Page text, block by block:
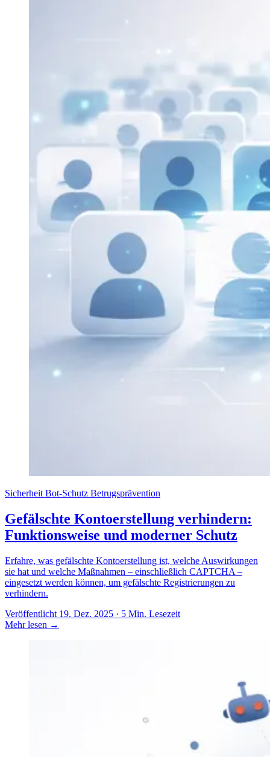
SicherheitBot-Schutz Betrugsprävention
Gefälschte Kontoerstellung verhindern:
Funktionsweise und moderner Schutz
Erfahre, was gefälschte Kontoerstellung ist, welche Auswirkungen
sie hat und welche Maßnahmen – einschließlich CAPTCHA –
eingesetzt werden können, um gefälschte Registrierungen zu
verhindern.
Veröffentlicht 19. Dez. 2025 · 5 Min. Lesezeit
Mehr lesen →